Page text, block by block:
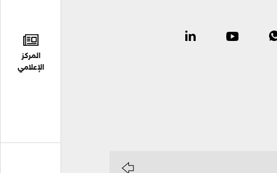
المركز
الإعلامي